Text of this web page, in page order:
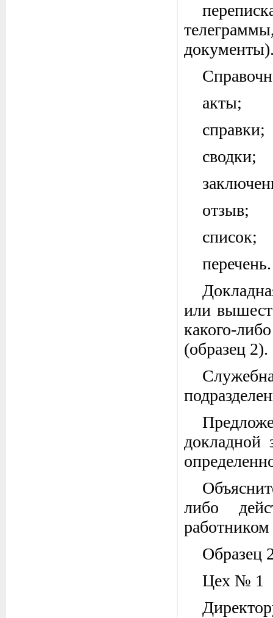
акты;
справки;
сводки;
отзыв;
список;
перечень.
или
какого-
(образец 2).
докладной
либо
Образец
Цех № 1